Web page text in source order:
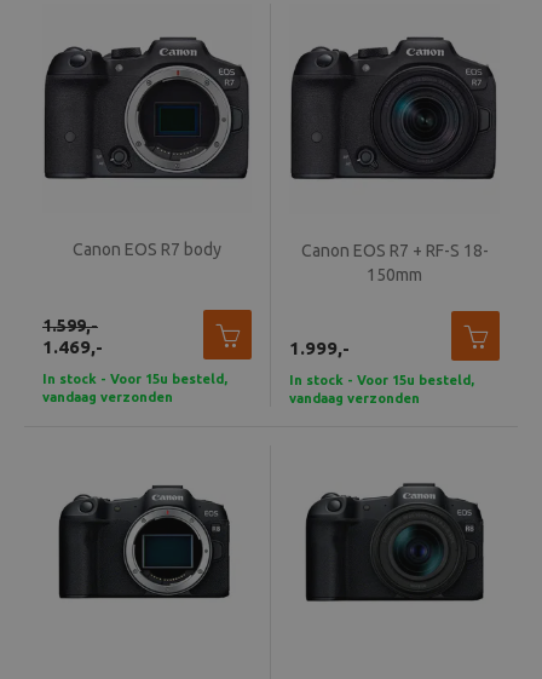
Canon EOS R7 body
1.469,-
1.599,-
In stock - Voor 15u besteld,
vandaag verzonden
Canon EOS R7 + RF-S 18-
150mm
1.999,-
In stock - Voor 15u besteld,
vandaag verzonden